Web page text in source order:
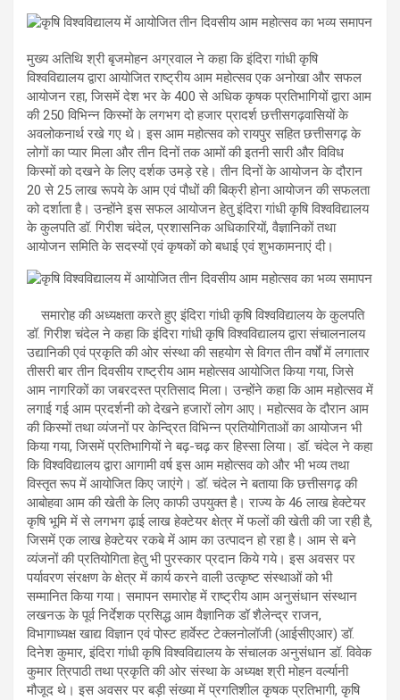
मुख्य अतिथि श्री बृजमोहन अग्रवाल ने कहा कि इंदिरा गांधी कृषि
विश्वविद्यालय द्वारा आयोजित राष्ट्रीय आम महोत्सव एक अनोखा और सफल
आयोजन रहा, जिसमें देश भर के 400 से अधिक कृषक प्रतिभागियों द्वारा आम
की 250 विभिन्न किस्मों के लगभग दो हजार प्रादर्श छत्तीसगढ़वासियों के
अवलोकनार्थ रखे गए थे। इस आम महोत्सव को रायपुर सहित छत्तीसगढ़ के
लोगों का प्यार मिला और तीन दिनों तक आमों की इतनी सारी और विविध
किस्मों को दखने के लिए दर्शक उमड़े रहे। तीन दिनों के आयोजन के दौरान
20 से 25 लाख रूपये के आम एवं पौधों की बिक्री होना आयोजन की सफलता
को दर्शाता है। उन्होंने इस सफल आयोजन हेतु इंदिरा गांधी कृषि विश्वविद्यालय
के कुलपति डॉ. गिरीश चंदेल, प्रशासनिक अधिकारियों, वैज्ञानिकों तथा
आयोजन समिति के सदस्यों एवं कृषकों को बधाई एवं शुभकामनाएं दी।
समारोह की अध्यक्षता करते हुए इंदिरा गांधी कृषि विश्वविद्यालय के कुलपति
डॉ. गिरीश चंदेल ने कहा कि इंदिरा गांधी कृषि विश्वविद्यालय द्वारा संचालनालय
उद्यानिकी एवं प्रकृति की ओर संस्था की सहयोग से विगत तीन वर्षों में लगातार
तीसरी बार तीन दिवसीय राष्ट्रीय आम महोत्सव आयोजित किया गया, जिसे
आम नागरिकों का जबरदस्त प्रतिसाद मिला। उन्होंने कहा कि आम महोत्सव में
लगाई गई आम प्रदर्शनी को देखने हजारों लोग आए। महोत्सव के दौरान आम
की किस्मों तथा व्यंजनों पर केन्द्रित विभिन्न प्रतियोगिताओं का आयोजन भी
किया गया, जिसमें प्रतिभागियों ने बढ़-चढ़ कर हिस्सा लिया। डॉ. चंदेल ने कहा
कि विश्वविद्यालय द्वारा आगामी वर्ष इस आम महोत्सव को और भी भव्य तथा
विस्तृत रूप में आयोजित किए जाएंगे। डॉ. चंदेल ने बताया कि छत्तीसगढ़ की
आबोहवा आम की खेती के लिए काफी उपयुक्त है। राज्य के 46 लाख हेक्टेयर
कृषि भूमि में से लगभग ढ़ाई लाख हेक्टेयर क्षेत्र में फलों की खेती की जा रही है,
जिसमें एक लाख हेक्टेयर रकबे में आम का उत्पादन हो रहा है। आम से बने
व्यंजनों की प्रतियोगिता हेतु भी पुरस्कार प्रदान किये गये। इस अवसर पर
पर्यावरण संरक्षण के क्षेत्र में कार्य करने वाली उत्कृष्ट संस्थाओं को भी
सम्मानित किया गया। समापन समारोह में राष्ट्रीय आम अनुसंधान संस्थान
लखनऊ के पूर्व निर्देशक प्रसिद्ध आम वैज्ञानिक डॉ शैलेन्द्र राजन,
विभागाध्यक्ष खाद्य विज्ञान एवं पोस्ट हार्वेस्ट टेक्लनोलॉजी (आईसीएआर) डॉ.
दिनेश कुमार, इंदिरा गांधी कृषि विश्वविद्यालय के संचालक अनुसंधान डॉ. विवेक
कुमार त्रिपाठी तथा प्रकृति की ओर संस्था के अध्यक्ष श्री मोहन वर्ल्यानी
मौजूद थे। इस अवसर पर बड़ी संख्या में प्रगतिशील कृषक प्रतिभागी, कृषि